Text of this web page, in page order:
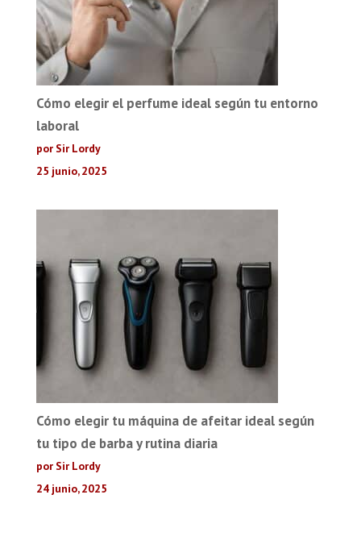
Cómo elegir el perfume ideal según tu entorno
laboral
por Sir Lordy
25 junio, 2025
Cómo elegir tu máquina de afeitar ideal según
tu tipo de barba y rutina diaria
por Sir Lordy
24 junio, 2025